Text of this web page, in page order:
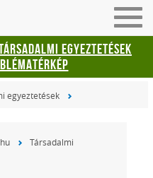
be-
vagy
EGYEZTETÉSEK
egyeztetések
Társadalmi